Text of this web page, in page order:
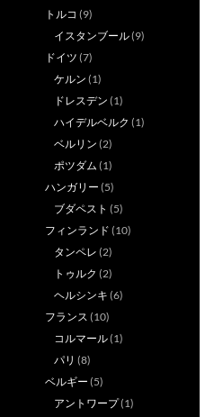
トルコ (9)
イスタンブール(9)
ドイツ (7)
ケルン (1)
ドレスデン (1)
ハイデルベルク (1)
ベルリン (2)
ポツダム (1)
ハンガリー (5)
ブダペスト (5)
フィンランド (10)
タンペレ (2)
トゥルク (2)
ヘルシンキ (6)
フランス (10)
コルマール(1)
パリ (8)
ベルギー (5)
アントワープ(1)